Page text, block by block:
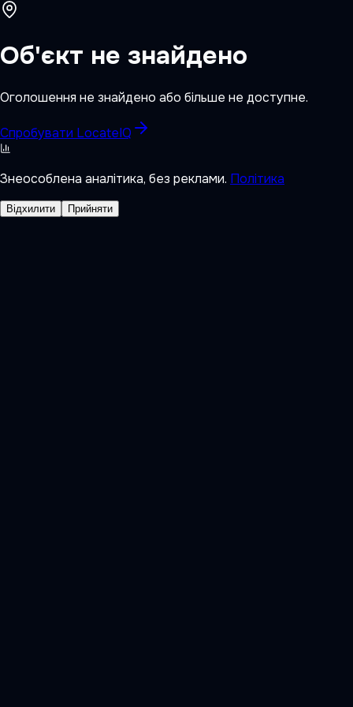
Об'єкт не знайдено
Оголошення не знайдено або більше не доступне.
Спробувати LocateIQ
Знеособлена аналітика, без реклами. Політика
Відхилити Прийняти